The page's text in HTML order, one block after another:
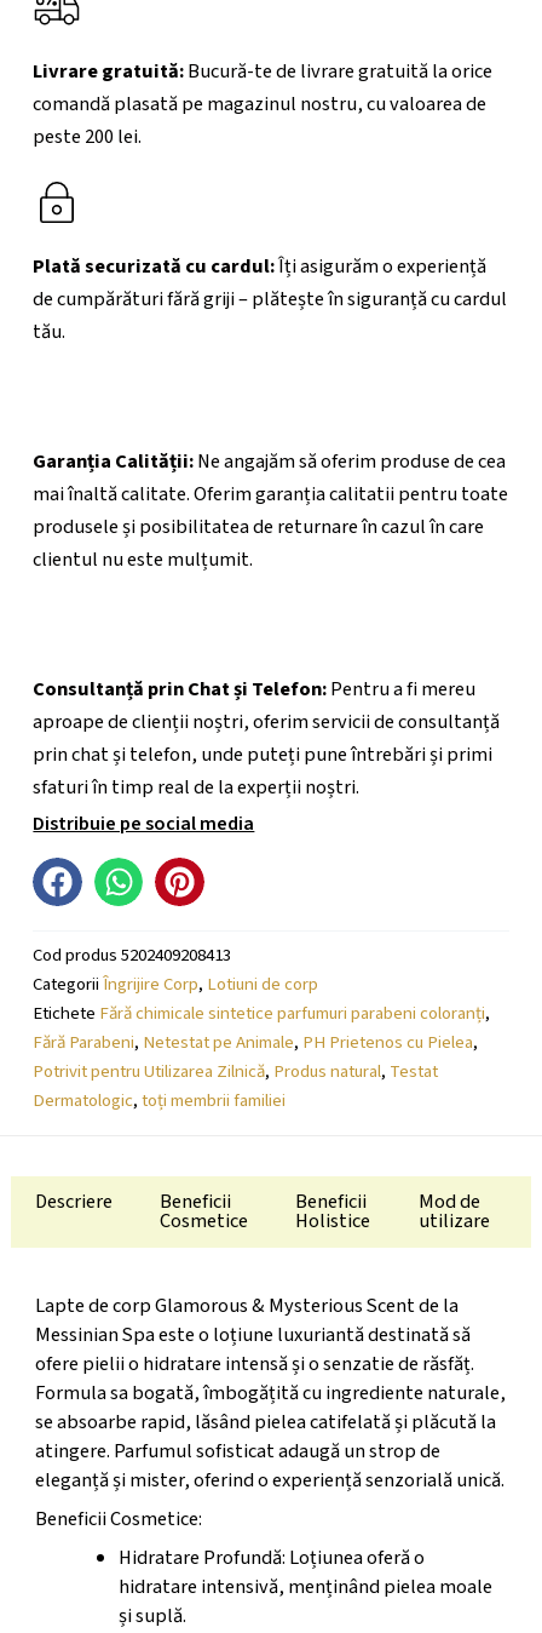
Livrare gratuită:Bucură-te de livrare gratuită la orice
comandă plasată pe magazinul nostru, cu valoarea de
peste 200 lei.
Plată securizată cu cardul:Îți asigurăm o experiență
de cumpărături fără griji – plătește în siguranță cu cardul
tău.
Garanția Calității:Ne angajăm să oferim produse de cea
mai înaltă calitate. Oferim garanția calitatii pentru toate
produsele și posibilitatea de returnare în cazul în care
clientul nu este mulțumit.
Consultanță prin Chat și Telefon:Pentru a fi mereu
aproape de clienții noștri, oferim servicii de consultanță
prin chat și telefon, unde puteți pune întrebări și primi
sfaturi în timp real de la experții noștri.
Distribuie pe social media
Cod produs5202409208413
Categorii Îngrijire Corp, Lotiuni de corp
Etichete Fără chimicale sintetice parfumuri parabeni coloranți,
Fără Parabeni, Netestat pe Animale, PH Prietenos cu Pielea,
Potrivit pentru Utilizarea Zilnică, Produs natural, Testat
Dermatologic,toți membrii familiei
Descriere Beneficii
Cosmetice
Beneficii
Holistice
Mod de
utilizare
Lapte de corp Glamorous & Mysterious Scent de la
Messinian Spa este o loțiune luxuriantă destinată să
ofere pielii o hidratare intensă și o senzatie de răsfăț.
Formula sa bogată, îmbogățită cu ingrediente naturale,
se absoarbe rapid, lăsând pielea catifelată și plăcută la
atingere. Parfumul sofisticat adaugă un strop de
eleganță și mister, oferind o experiență senzorială unică.
Beneficii Cosmetice:
Hidratare Profundă: Loțiunea oferă o
hidratare intensivă, menținând pielea moale
și suplă.